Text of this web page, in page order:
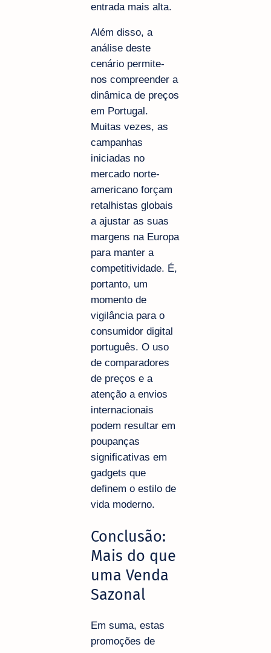
entrada mais alta.
Além disso, a
análise deste
cenário permite-
nos compreender a
dinâmica de preços
em Portugal.
Muitas vezes, as
campanhas
iniciadas no
mercado norte-
americano forçam
retalhistas globais
a ajustar as suas
margens na Europa
para manter a
competitividade. É,
portanto, um
momento de
vigilância para o
consumidor digital
português. O uso
de comparadores
de preços e a
atenção a envios
internacionais
podem resultar em
poupanças
significativas em
gadgets que
definem o estilo de
vida moderno.
Conclusão:
Mais do que
uma Venda
Sazonal
Em suma, estas
promoções de